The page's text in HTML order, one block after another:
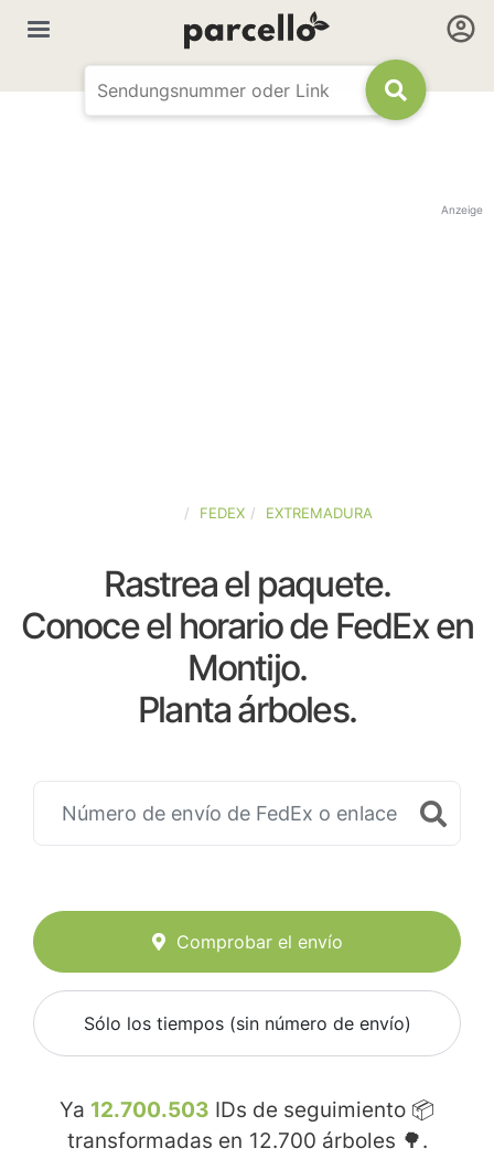
Anzeige
FEDEX EXTREMADURA
Rastrea el paquete.
Conoce el horario de FedEx en
Montijo.
Planta árboles.
Comprobar el envío
Sólo los tiempos (sin número de envío)
Ya 12.700.503 IDs de seguimiento 📦
transformadas en 12.700 árboles 🌳.